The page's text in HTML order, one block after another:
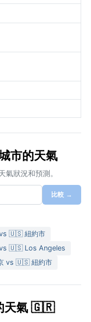
市的天氣
狀況和預測。
比較 →
🇺🇸 紐約市
🇺🇸 Los Angeles
vs 🇺🇸 紐約市
天氣 🇬🇷